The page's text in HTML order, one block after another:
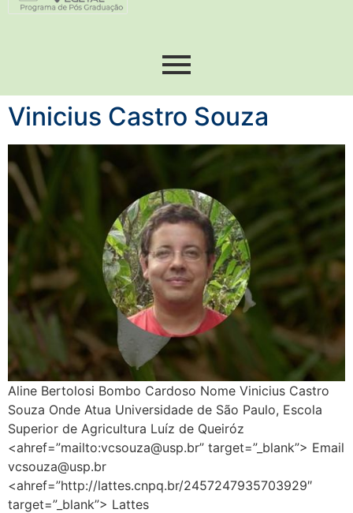
Vinicius Castro Souza
Aline Bertolosi Bombo Cardoso Nome Vinicius Castro
Souza Onde Atua Universidade de São Paulo, Escola
Superior de Agricultura Luíz de Queiróz
<ahref=”mailto:vcsouza@usp.br” target=”_blank”> Email
vcsouza@usp.br
<ahref=”http://lattes.cnpq.br/2457247935703929″
target=”_blank”> Lattes